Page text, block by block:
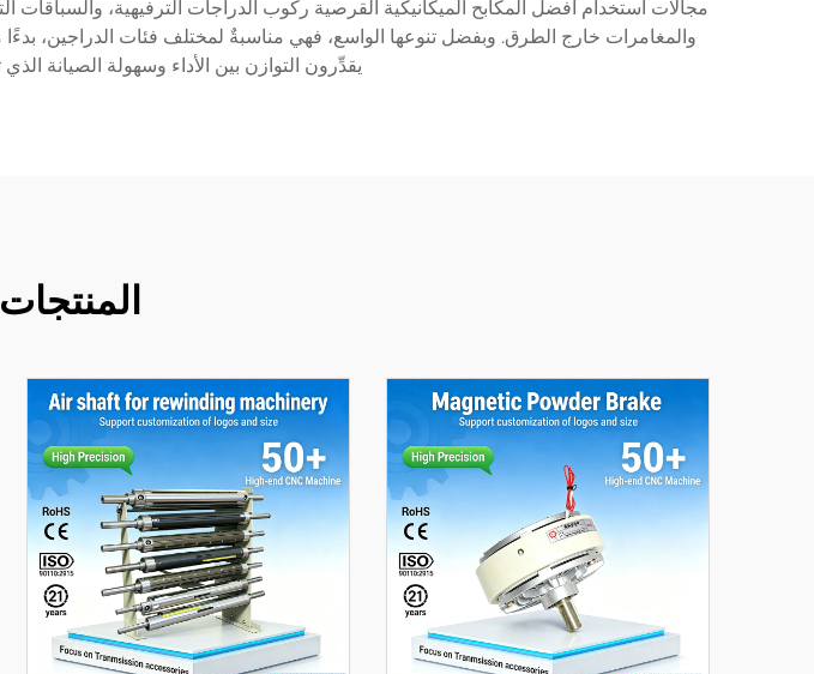
والمغامرات خارج الطرق. وبفضل تنوعها الواسع، فهي مناسبةٌ لمختلف فئات الدراجين،
يقدِّرون التوازن بين الأداء وسهولة الصيانة